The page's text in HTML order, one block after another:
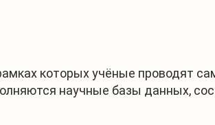
которых учёные проводят
научные базы данных,